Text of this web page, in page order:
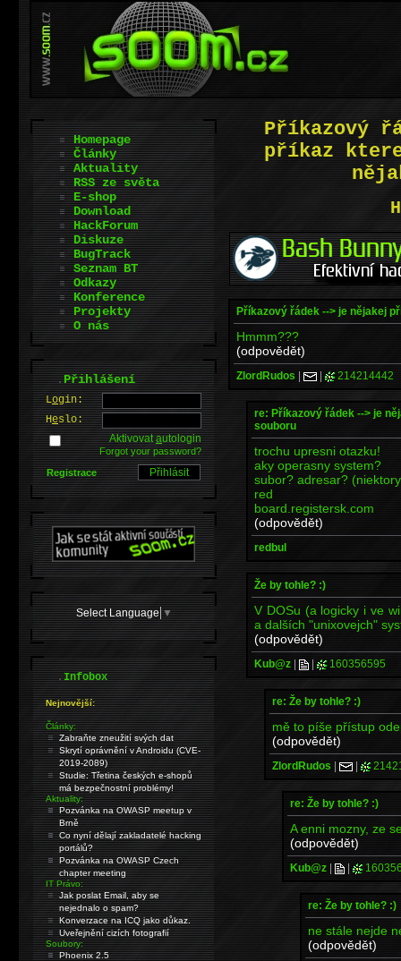
Příkazový
příkaz
Příkazový řádek --> je nějakej
Hmmm???
(odpovědět)
ZlordRudos | | 214214442
re: Příkazový řádek --> je
souboru
trochu upresni otazku!
aky operasny system?
subor? adresar?
red
board.registersk.com
(odpovědět)
redbul
Že by tohle? :)
V DOSu (a logicky i ve
a dalších "unixovejch"
(odpovědět)
Kub@z | | 160356595
re: Že by tohle? :)
mě to píše přístup
(odpovědět)
ZlordRudos | |
re: Že by tohle? :)
A enni mozny, ze
(odpovědět)
Kub@z | |
re: Že by tohle? :)
ne stále nejde
(odpovědět)
Homepage
Články
Aktuality
RSS ze světa
E-shop
Download
HackForum
Diskuze
BugTrack
Seznam BT
Odkazy
Konference
Projekty
O nás
.Přihlášení
Login:
Heslo:
Aktivovatautologin
Forgot your password?
Registrace
Select Language ▼
.Infobox
Nejnovější:
Články:
Zabraňte zneužití svých dat
Skrytí oprávnění v Androidu (CVE-
2019-2089)
Studie: Třetina českých e-shopů
má bezpečnostní problémy!
Aktuality:
Pozvánka na OWASP meetup v
Brně
Co nyní dělají zakladatelé hacking
portálů?
Pozvánka na OWASP Czech
chapter meeting
IT Právo:
Jak poslat Email, aby se
nejednalo o spam?
Konverzace na ICQ jako důkaz.
Uveřejnění cizích fotografií
Soubory:
Phoenix 2.5